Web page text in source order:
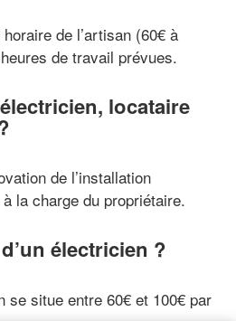
de l’artisan (60€ à
de travail prévues.
locataire
de l’installation
la charge du propriétaire.
électricien ?
se situe entre 60€ et 100€ par